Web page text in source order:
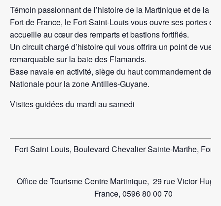
Témoin passionnant de l’histoire de la Martinique et de la
Fort de France, le Fort Saint-Louis vous ouvre ses portes et
accueille au cœur des remparts et bastions fortifiés.
Un circuit chargé d’histoire qui vous offrira un point de vue
remarquable sur la baie des Flamands.
Base navale en activité, siège du haut commandement de
Nationale pour la zone Antilles-Guyane.
Visites guidées du mardi au samedi
Fort Saint Louis, Boulevard Chevalier Sainte-Marthe, Fort-
Office de Tourisme Centre Martinique, 29 rue Victor
France, 0596 80 00 70